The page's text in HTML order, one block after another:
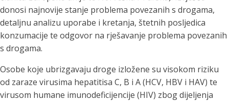
donosi najnovije stanje problema povezanih s drogama,
detaljnu analizu uporabe i kretanja, štetnih posljedica
konzumacije te odgovor na rješavanje problema povezanih
s drogama.
Osobe koje ubrizgavaju droge izložene su visokom riziku
od zaraze virusima hepatitisa C, B i A (HCV, HBV i HAV) te
virusom humane imunodeficijencije (HIV) zbog dijeljenja